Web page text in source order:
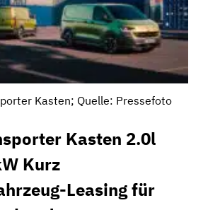
Kasten; Quelle: Pressefoto
Kasten 2.0l
Kurz
Leasing für